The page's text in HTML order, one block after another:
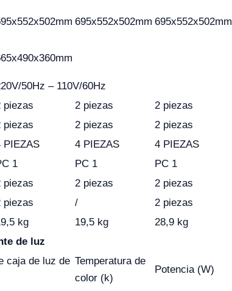
695x552x502mm 695x552x502mm
50Hz – 110V/60Hz
piezas 2 piezas 2 piezas
piezas 2 piezas 2 piezas
PIEZAS 4 PIEZAS 4 PIEZAS
1 PC 1 PC 1
piezas 2 piezas 2 piezas
piezas / 2 piezas
kg 19,5 kg 28,9 kg
de luz
caja de luz de Temperatura de
color (k)
Potencia (W)